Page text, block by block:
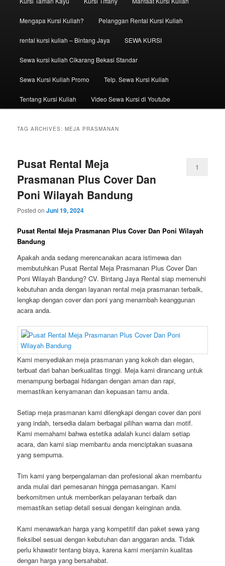
Mengapa Kursi Kuliah? Pelanggan Rental Kursi Kuliah
rental kursi kuliah – Bintang Jaya SEWA KURSI
Sewa kursi kuliah Cikarang Bekasi Standar
Sewa Kursi Kuliah Promo Telp. Sewa Kursi Kuliah
Tentang Kursi Kuliah Video Sewa Kursi di Youtube
TAG ARCHIVES:MEJA PRASMANAN
Pusat Rental Meja
Prasmanan Plus Cover Dan
Poni Wilayah Bandung
Posted onJuni 19, 2024
1
Pusat Rental Meja Prasmanan Plus Cover Dan Poni Wilayah
Bandung
Apakah anda sedang merencanakan acara istimewa dan
membutuhkan Pusat Rental Meja Prasmanan Plus Cover Dan
Poni Wilayah Bandung? CV. Bintang Jaya Rental siap memenuhi
kebutuhan anda dengan layanan rental meja prasmanan terbaik,
lengkap dengan cover dan poni yang menambah keanggunan
acara anda.
Kami menyediakan meja prasmanan yang kokoh dan elegan,
terbuat dari bahan berkualitas tinggi. Meja kami dirancang untuk
menampung berbagai hidangan dengan aman dan rapi,
memastikan kenyamanan dan kepuasan tamu anda.
Setiap meja prasmanan kami dilengkapi dengan cover dan poni
yang indah, tersedia dalam berbagai pilihan warna dan motif.
Kami memahami bahwa estetika adalah kunci dalam setiap
acara, dan kami siap membantu anda menciptakan suasana
yang sempurna.
Tim kami yang berpengalaman dan profesional akan membantu
anda mulai dari pemesanan hingga pemasangan. Kami
berkomitmen untuk memberikan pelayanan terbaik dan
memastikan setiap detail sesuai dengan keinginan anda.
Kami menawarkan harga yang kompetitif dan paket sewa yang
fleksibel sesuai dengan kebutuhan dan anggaran anda. Tidak
perlu khawatir tentang biaya, karena kami menjamin kualitas
dengan harga yang bersahabat.